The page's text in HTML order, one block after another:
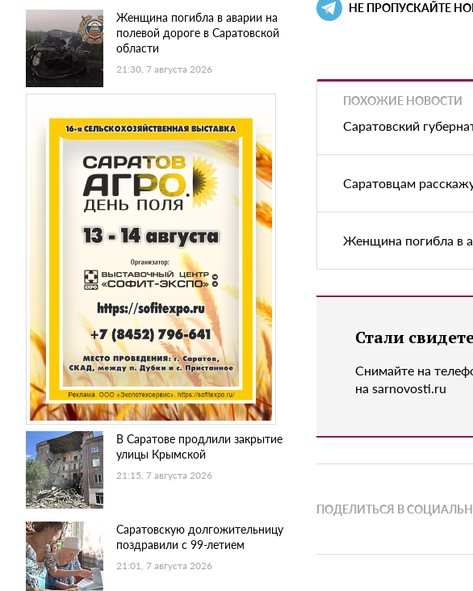
Женщина погибла в аварии на
полевой дороге в Саратовской
области
21:30, 7 августа 2026
В Саратове продлили закрытие
улицы Крымской
21:15, 7 августа 2026
Саратовскую долгожительницу
поздравили с 99-летием
21:01, 7 августа 2026
НЕ ПРОПУСКАЙТЕ
ПОХОЖИЕ НОВОСТИ
Саратовский
Саратовцам
Женщина погибла в
Стали
Снимайте на
на sarnovosti.ru
ПОДЕЛИТЬСЯ В